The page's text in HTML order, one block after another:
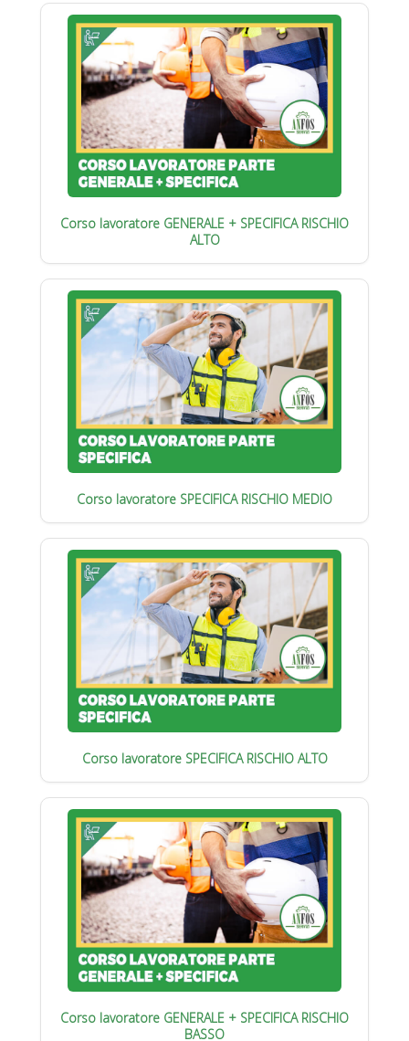
Corso lavoratore GENERALE + SPECIFICA RISCHIO
ALTO
Corso lavoratore SPECIFICA RISCHIO MEDIO
Corso lavoratore SPECIFICA RISCHIO ALTO
Corso lavoratore GENERALE + SPECIFICA RISCHIO
BASSO